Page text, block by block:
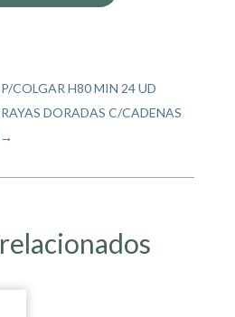
COLGAR H80 MIN 24 UD
DORADAS C/CADENAS
→